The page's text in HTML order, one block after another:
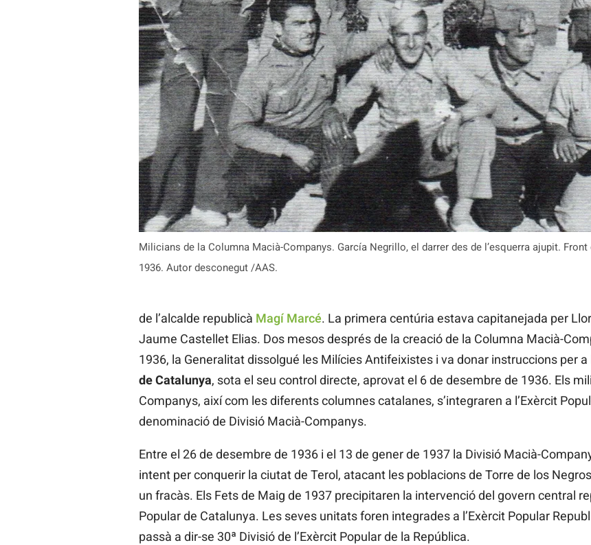
Milicians de la Columna Macià-Companys. García Negrillo, el darrer des de l’esquerra ajupit. Front
1936. Autor desconegut /AAS.
de l’alcalde republicà Magí Marcé. La primera centúria estava capitanejada per
Jaume Castellet Elias. Dos mesos després de la creació de la Columna Macià-
1936, la Generalitat dissolgué les Milícies Antifeixistes i va donar instruccions per a
de Catalunya, sota el seu control directe, aprovat el 6 de desembre de 1936. Els
Companys, així com les diferents columnes catalanes, s’integraren a l’Exèrcit
denominació de Divisió Macià-Companys.
Entre el 26 de desembre de 1936 i el 13 de gener de 1937 la Divisió Macià-
intent per conquerir la ciutat de Terol, atacant les poblacions de Torre de los
un fracàs. Els Fets de Maig de 1937 precipitaren la intervenció del govern central
Popular de Catalunya. Les seves unitats foren integrades a l’Exèrcit Popular
passà a dir-se 30ª Divisió de l’Exèrcit Popular de la República.